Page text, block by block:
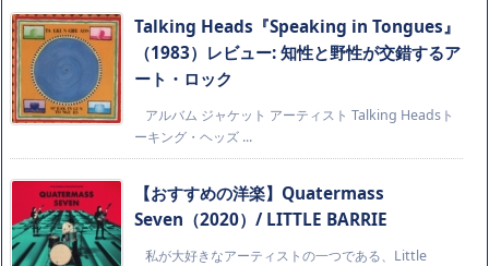
Talking Heads『Speaking in Tongues』
（1983）レビュー: 知性と野性が交錯するア
ート・ロック
アルバム ジャケット アーティスト Talking Headsト
ーキング・ヘッズ ...
【おすすめの洋楽】Quatermass
Seven（2020）/ LITTLE BARRIE
私が大好きなアーティストの一つである、Little